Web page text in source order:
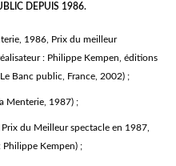
DEPUIS 1986.
1986, Prix du meilleur
: Philippe Kempen, éditions
Banc public, France, 2002) ;
Menterie, 1987) ;
du Meilleur spectacle en 1987,
Philippe Kempen) ;